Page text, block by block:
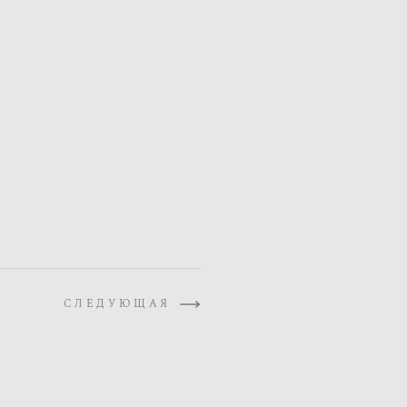
СЛЕДУЮЩАЯ